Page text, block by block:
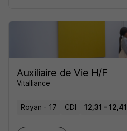
Auxiliaire de Vie H/F
Vitalliance
Royan - 17 CDI 12,31 -